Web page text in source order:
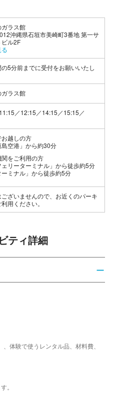
ラス館
沖縄県石垣市美崎町3番地 第一サ
ビル2F
5分前までに受付をお願いいたし
ラス館
／12:15／14:15／15:15／
お越しの方
島空港」から約30分
をご利用の方
ェリーターミナル」から徒歩約5分
ーミナル」から徒歩約5分
ざいませんので、お近くのパーキ
用ください。
ティ詳細
体験で使うレンタル品、材料費、
。